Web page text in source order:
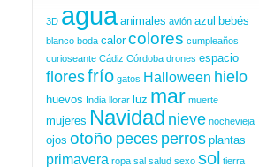
3D agua animales avión azul bebés
blanco boda calor colores cumpleaños
curioseante Cádiz Córdoba drones espacio
floresfrío gatos Halloween hielo
huevos India llorar luz mar muerte
mujeres Navidad nieve nochevieja
ojos otoño peces perros plantas
primavera ropa sal salud sexo sol tierra